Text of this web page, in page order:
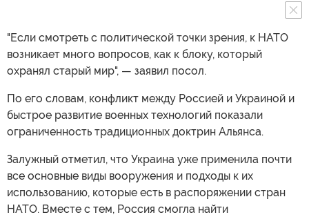
"Если смотреть с политической точки зрения, к НАТО
возникает много вопросов, как к блоку, который
охранял старый мир", — заявил посол.
По его словам, конфликт между Россией и Украиной и
быстрое развитие военных технологий показали
ограниченность традиционных доктрин Альянса.
Залужный отметил, что Украина уже применила почти
все основные виды вооружения и подходы к их
использованию, которые есть в распоряжении стран
НАТО. Вместе с тем, Россия смогла найти